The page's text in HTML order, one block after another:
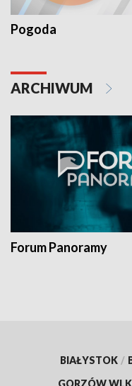
Pogoda
ARCHIWUM
Forum Panoramy
BIAŁYSTOK /
GORZÓW